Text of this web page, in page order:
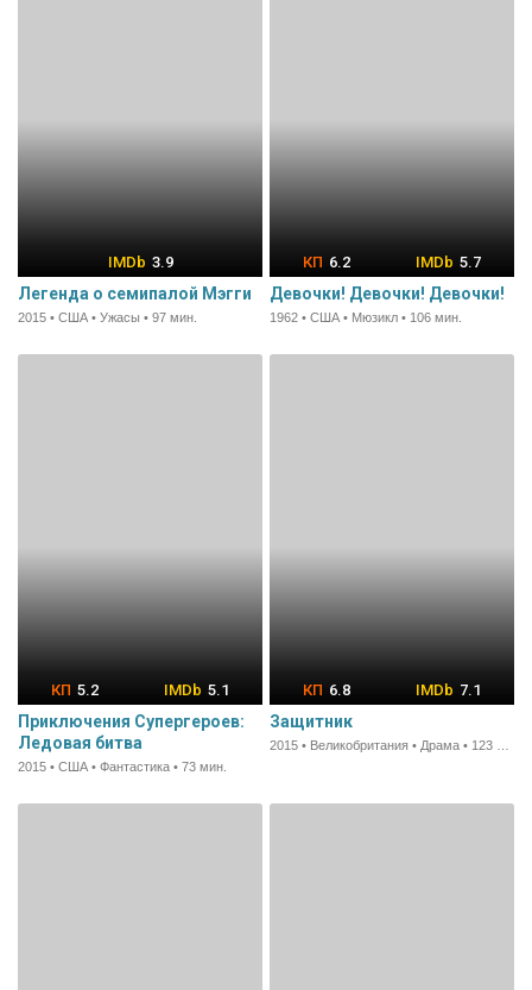
3.9
Легенда о семипалой Мэгги
2015 • США • Ужасы • 97 мин.
6.2 5.7
Девочки! Девочки! Девочки!
1962 • США • Мюзикл • 106 мин.
5.2 5.1
Приключения Супергероев:
Ледовая битва
2015 • США • Фантастика • 73 мин.
6.8 7.1
Защитник